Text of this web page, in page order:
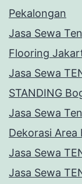
Pekalongan
Jasa Sewa
Flooring
Jasa Sewa
STANDING
Jasa Sewa
Dekorasi Area
Jasa Sewa
Jasa Sewa